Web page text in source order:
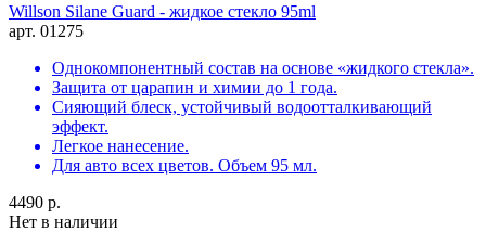
Willson Silane Guard - жидкое стекло 95ml
арт. 01275
Однокомпонентный состав на основе «жидкого стекла».
Защита от царапин и химии до 1 года.
Сияющий блеск, устойчивый водоотталкивающий
эффект.
Легкое нанесение.
Для авто всех цветов. Объем 95 мл.
4490 р.
Нет в наличии